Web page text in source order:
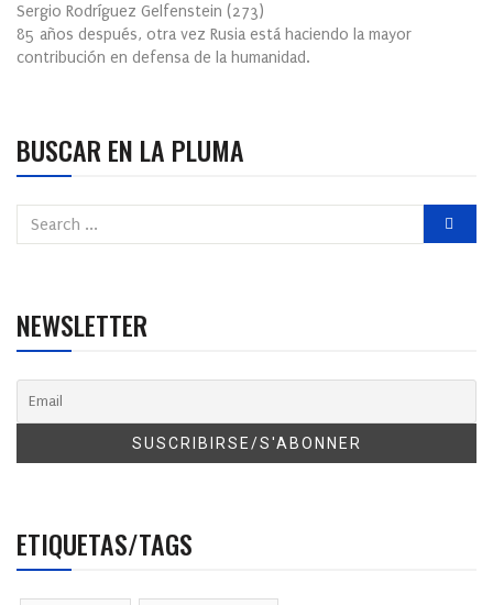
Sergio Rodríguez Gelfenstein (273)
85 años después, otra vez Rusia está haciendo la mayor
contribución en defensa de la humanidad.
BUSCAR EN LA PLUMA
NEWSLETTER
ETIQUETAS/TAGS